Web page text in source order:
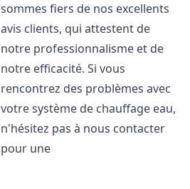
sommes fiers de nos excellents
avis clients, qui attestent de
notre professionnalisme et de
notre efficacité. Si vous
rencontrez des problèmes avec
votre système de chauffage eau,
n'hésitez pas à nous contacter
pour une